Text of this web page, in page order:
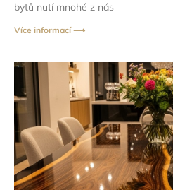
bytů nutí mnohé z nás
Více informací ⟶